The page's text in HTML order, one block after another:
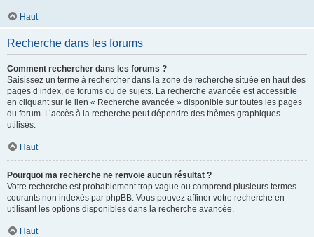
Haut
Recherche dans les forums
Comment rechercher dans les forums ?
Saisissez un terme à rechercher dans la zone de recherche située en haut des
pages d’index, de forums ou de sujets. La recherche avancée est accessible
en cliquant sur le lien « Recherche avancée » disponible sur toutes les pages
du forum. L’accès à la recherche peut dépendre des thèmes graphiques
utilisés.
Haut
Pourquoi ma recherche ne renvoie aucun résultat ?
Votre recherche est probablement trop vague ou comprend plusieurs termes
courants non indexés par phpBB. Vous pouvez affiner votre recherche en
utilisant les options disponibles dans la recherche avancée.
Haut